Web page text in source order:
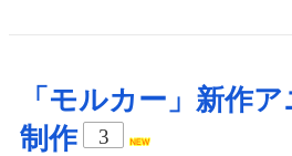
「モルカー」新作
制作
3